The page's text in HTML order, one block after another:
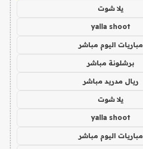
يلا شوت
yalla shoot
مباريات اليوم مباشر
برشلونة مباشر
ريال مدريد مباشر
يلا شوت
yalla shoot
مباريات اليوم مباشر